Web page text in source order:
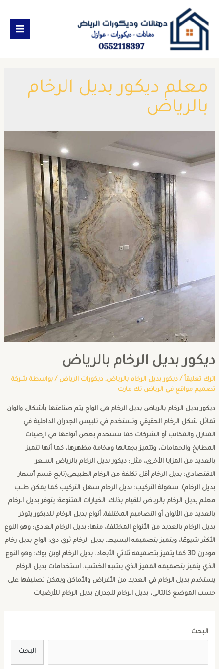
البحث
البحث
معلم ديكور بديل الرخام
بالرياض
ديكور بديل الرخام بالرياض
اترك تعليقاً / ديكور بديل الرخام بالرياض, ديكورات الرياض / بواسطة شركة
تصميم مواقع في الرياض تك مارت
ديكور بديل الرخام بالرياض بديل الرخام هي الواح يتم صناعتها بأشكال والوان
تماثل شكل الرخام الحقيقي وتستخدم في تلبيس الجدران الداخلية في
المنازل والمكاتب أو الشركات كما تستخدم بعض أنواعها في ارضيات
المطابخ والحمامات، وتتميز بجمالها وفخامة مظهرها، كما أنها تتميز
بالعديد من المزايا الأخرى، مثل: ديكور بديل الرخام بالرياض السعر
الاقتصادي: بديل الرخام أقل تكلفة من الرخام الطبيعي(تابع قسم أسعار
بديل الرخام). سهولة التركيب: بديل الرخام سهل التركيب كما يمكن طلب
معلم بديل الرخام بالرياض للقيام بذلك. الخيارات المتنوعة: يتوفر بديل الرخام
بالعديد من الألوان أو التصاميم المختلفة. أنواع بديل الرخام للديكور يتوفر
بديل الرخام بالعديد من الأنواع المختلفة، منها: بديل الرخام العادي: وهو النوع
الأكثر شيوعًا، ويتميز بتصميمه البسيط. بديل الرخام ثري دي: الواح بديل رخام
مودرن 3D كما يتميز بتصميمه ثلاثي الأبعاد. بديل الرخام اوبن بوك: وهو النوع
الذي يتميز بتصميمه المميز الذي يشبه الخشب. استخدامات بديل الرخام
يستخدم بديل الرخام في العديد من الأغراض والأماكن ويمكن تصنيفها على
حسب الموضع كالتالي، بديل الرخام للجدران بديل الرخام للأرضيات